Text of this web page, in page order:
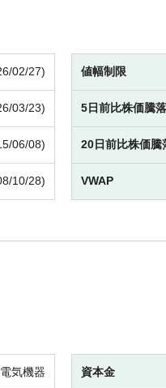
02/27)
03/23)
06/08)
10/28)
値幅制限
5日前比株価騰
20日前比株価騰
VWAP
電気機器 資本金